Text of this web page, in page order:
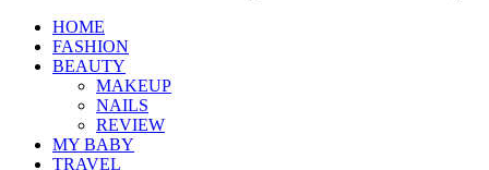
HOME
FASHION
BEAUTY
MAKEUP
NAILS
REVIEW
MY BABY
TRAVEL